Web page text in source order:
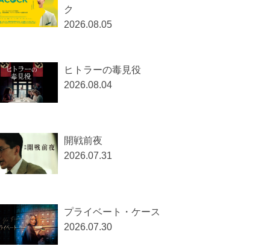
ク
2026.08.05
ヒトラーの毒見役
2026.08.04
開戦前夜
2026.07.31
プライベート・ケース
2026.07.30